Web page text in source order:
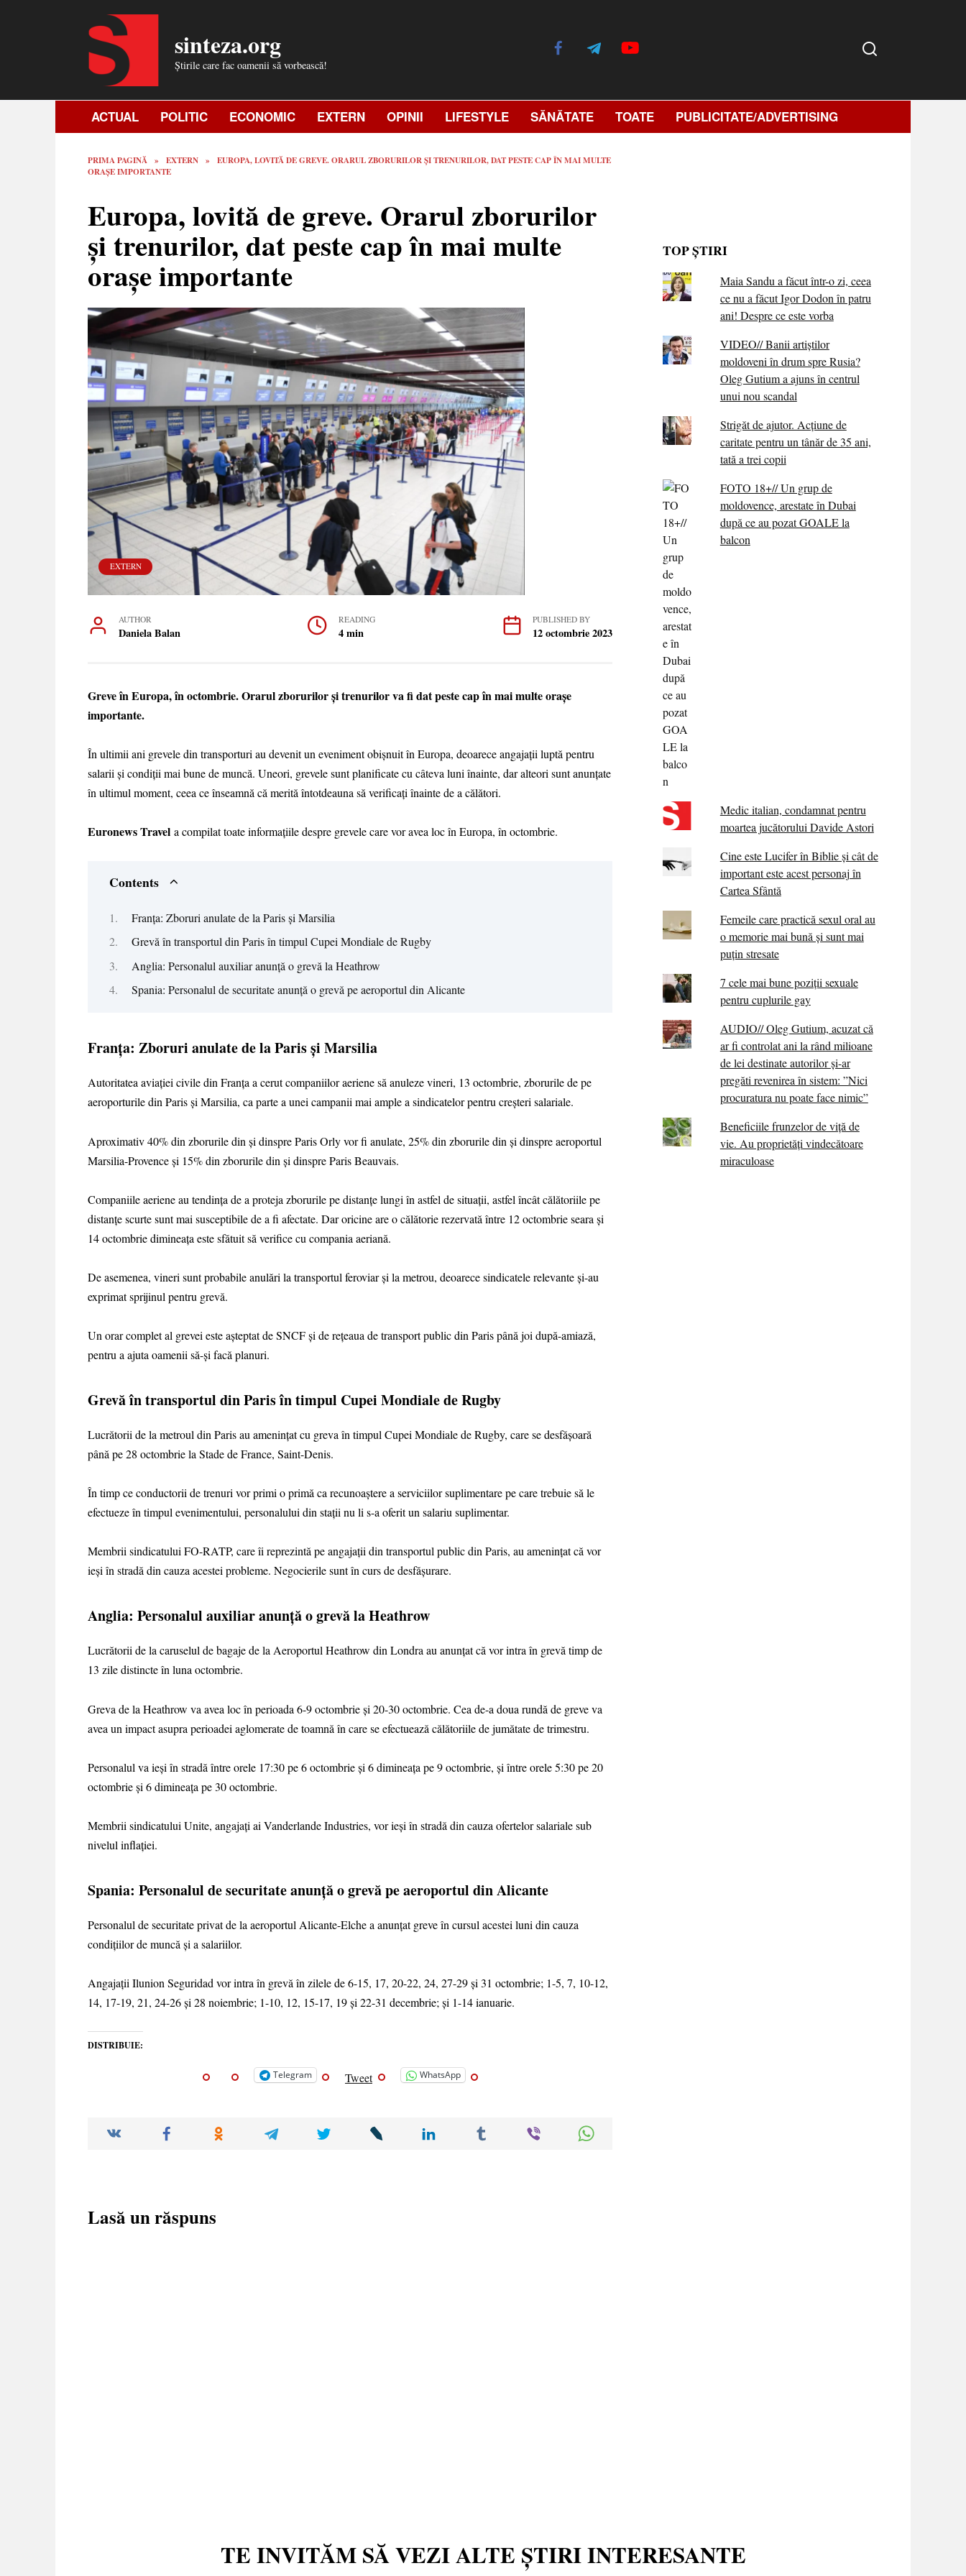
sinteza.org
Știrile care fac oamenii să vorbească!
ACTUAL POLITIC ECONOMIC EXTERN OPINII LIFESTYLE SĂNĂTATE TOATE PUBLICITATE/ADVERTISING
PRIMA PAGINĂ » EXTERN »
EUROPA, LOVITĂ DE GREVE. ORARUL ZBORURILOR ȘI TRENURILOR, DAT PESTE CAP ÎN MAI MULTE
ORAȘE IMPORTANTE
Europa, lovită de greve. Orarul zborurilor
și trenurilor, dat peste cap în mai multe
orașe importante
EXTERN
AUTHOR
Daniela Balan
READING
4 min
PUBLISHED BY
12 octombrie 2023
Greve în Europa, în octombrie. Orarul zborurilor și trenurilor va fi dat peste cap în mai multe orașe
importante.
În ultimii ani grevele din transporturi au devenit un eveniment obișnuit în Europa, deoarece angajații luptă pentru
salarii și condiții mai bune de muncă. Uneori, grevele sunt planificate cu câteva luni înainte, dar alteori sunt anunțate
în ultimul moment, ceea ce înseamnă că merită întotdeauna să verificați înainte de a călători.
Euronews Travel a compilat toate informațiile despre grevele care vor avea loc în Europa, în octombrie.
Contents
Franța: Zboruri anulate de la Paris și Marsilia
Grevă în transportul din Paris în timpul Cupei Mondiale de Rugby
Anglia: Personalul auxiliar anunță o grevă la Heathrow
Spania: Personalul de securitate anunță o grevă pe aeroportul din Alicante
Franța: Zboruri anulate de la Paris și Marsilia
Autoritatea aviației civile din Franța a cerut companiilor aeriene să anuleze vineri, 13 octombrie, zborurile de pe
aeroporturile din Paris și Marsilia, ca parte a unei campanii mai ample a sindicatelor pentru creșteri salariale.
Aproximativ 40% din zborurile din și dinspre Paris Orly vor fi anulate, 25% din zborurile din și dinspre aeroportul
Marsilia-Provence și 15% din zborurile din și dinspre Paris Beauvais.
Companiile aeriene au tendința de a proteja zborurile pe distanțe lungi în astfel de situații, astfel încât călătoriile pe
distanțe scurte sunt mai susceptibile de a fi afectate. Dar oricine are o călătorie rezervată între 12 octombrie seara și
14 octombrie dimineața este sfătuit să verifice cu compania aeriană.
De asemenea, vineri sunt probabile anulări la transportul feroviar și la metrou, deoarece sindicatele relevante și-au
exprimat sprijinul pentru grevă.
Un orar complet al grevei este așteptat de SNCF și de rețeaua de transport public din Paris până joi după-amiază,
pentru a ajuta oamenii să-și facă planuri.
Grevă în transportul din Paris în timpul Cupei Mondiale de Rugby
Lucrătorii de la metroul din Paris au amenințat cu greva în timpul Cupei Mondiale de Rugby, care se desfășoară
până pe 28 octombrie la Stade de France, Saint-Denis.
În timp ce conductorii de trenuri vor primi o primă ca recunoaștere a serviciilor suplimentare pe care trebuie să le
efectueze în timpul evenimentului, personalului din stații nu li s-a oferit un salariu suplimentar.
Membrii sindicatului FO-RATP, care îi reprezintă pe angajații din transportul public din Paris, au amenințat că vor
ieși în stradă din cauza acestei probleme. Negocierile sunt în curs de desfășurare.
Anglia: Personalul auxiliar anunță o grevă la Heathrow
Lucrătorii de la caruselul de bagaje de la Aeroportul Heathrow din Londra au anunțat că vor intra în grevă timp de
13 zile distincte în luna octombrie.
Greva de la Heathrow va avea loc în perioada 6-9 octombrie și 20-30 octombrie. Cea de-a doua rundă de greve va
avea un impact asupra perioadei aglomerate de toamnă în care se efectuează călătoriile de jumătate de trimestru.
Personalul va ieși în stradă între orele 17:30 pe 6 octombrie și 6 dimineața pe 9 octombrie, și între orele 5:30 pe 20
octombrie și 6 dimineața pe 30 octombrie.
Membrii sindicatului Unite, angajați ai Vanderlande Industries, vor ieși în stradă din cauza ofertelor salariale sub
nivelul inflației.
Spania: Personalul de securitate anunță o grevă pe aeroportul din Alicante
Personalul de securitate privat de la aeroportul Alicante-Elche a anunțat greve în cursul acestei luni din cauza
condițiilor de muncă și a salariilor.
Angajații Ilunion Seguridad vor intra în grevă în zilele de 6-15, 17, 20-22, 24, 27-29 și 31 octombrie; 1-5, 7, 10-12,
14, 17-19, 21, 24-26 și 28 noiembrie; 1-10, 12, 15-17, 19 și 22-31 decembrie; și 1-14 ianuarie.
DISTRIBUIE:
Telegram Tweet WhatsApp
Lasă un răspuns
TOP ȘTIRI
Maia Sandu a făcut într-o zi, ceea
ce nu a făcut Igor Dodon în patru
ani! Despre ce este vorba
VIDEO// Banii artiștilor
moldoveni în drum spre Rusia?
Oleg Gutium a ajuns în centrul
unui nou scandal
Strigăt de ajutor. Acțiune de
caritate pentru un tânăr de 35 ani,
tată a trei copii
FOTO 18+// Un grup de
moldovence, arestate în Dubai
după ce au pozat GOALE la
balcon
Medic italian, condamnat pentru
moartea jucătorului Davide Astori
Cine este Lucifer în Biblie și cât de
important este acest personaj în
Cartea Sfântă
Femeile care practică sexul oral au
o memorie mai bună și sunt mai
puțin stresate
7 cele mai bune poziții sexuale
pentru cuplurile gay
AUDIO// Oleg Gutium, acuzat că
ar fi controlat ani la rând milioane
de lei destinate autorilor și-ar
pregăti revenirea în sistem: ”Nici
procuratura nu poate face nimic”
Beneficiile frunzelor de viță de
vie. Au proprietăţi vindecătoare
miraculoase
TE INVITĂM SĂ VEZI ALTE ȘTIRI INTERESANTE